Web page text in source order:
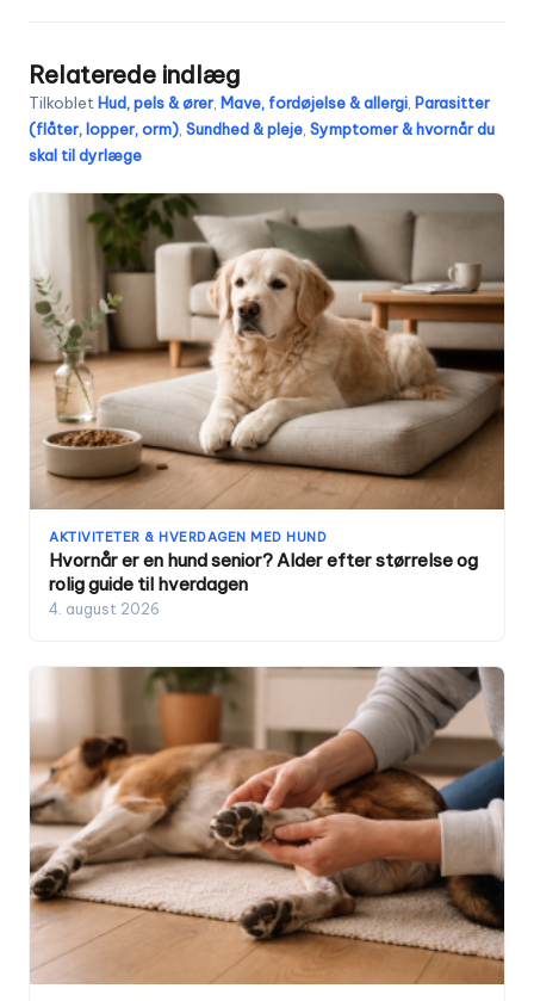
Relaterede indlæg
Tilkoblet Hud, pels & ører Mave, fordøjelse & allergi Parasitter
(flåter, lopper, orm) Sundhed & pleje Symptomer & hvornår du
skal til dyrlæge
AKTIVITETER & HVERDAGEN MED HUND
Hvornår er en hund senior? Alder efter størrelse og
rolig guide til hverdagen
4. august 2026